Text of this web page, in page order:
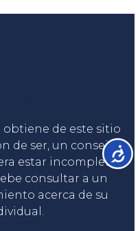
de este sitio
de ser, un consejo
estar incompleta o
consultar a un
acerca de su